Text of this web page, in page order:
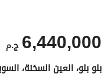
ج.م 6,440,000
بلو بلو، العين السخنة،